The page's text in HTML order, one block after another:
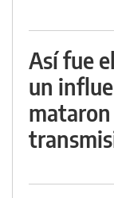
Así fue
un
mataron